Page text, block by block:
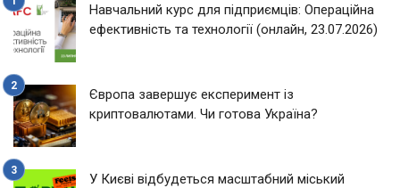
Навчальний курс для підприємців: Операційна
ефективність та технології (онлайн, 23.07.2026)
Європа завершує експеримент із
криптовалютами. Чи готова Україна?
У Києві відбудеться масштабний міський